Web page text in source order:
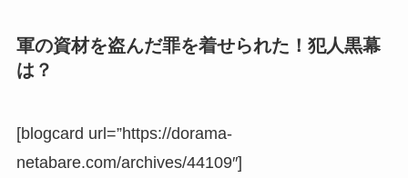
軍の資材を盗んだ罪を着せられた！犯人黒幕
は？
[blogcard url=”https://dorama-
netabare.com/archives/44109″]